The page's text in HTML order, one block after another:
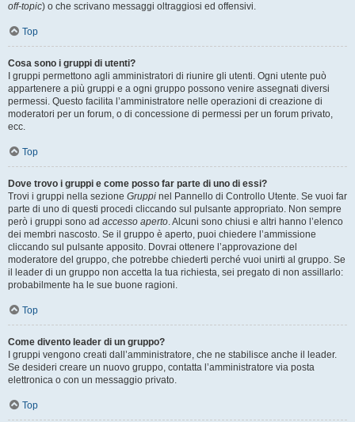
off-topic) o che scrivano messaggi oltraggiosi ed offensivi.
Top
Cosa sono i gruppi di utenti?
I gruppi permettono agli amministratori di riunire gli utenti. Ogni utente può
appartenere a più gruppi e a ogni gruppo possono venire assegnati diversi
permessi. Questo facilita l’amministratore nelle operazioni di creazione di
moderatori per un forum, o di concessione di permessi per un forum privato,
ecc.
Top
Dove trovo i gruppi e come posso far parte di uno di essi?
Trovi i gruppi nella sezione Gruppi nel Pannello di Controllo Utente. Se vuoi far
parte di uno di questi procedi cliccando sul pulsante appropriato. Non sempre
però i gruppi sono ad accesso aperto. Alcuni sono chiusi e altri hanno l’elenco
dei membri nascosto. Se il gruppo è aperto, puoi chiedere l’ammissione
cliccando sul pulsante apposito. Dovrai ottenere l’approvazione del
moderatore del gruppo, che potrebbe chiederti perché vuoi unirti al gruppo. Se
il leader di un gruppo non accetta la tua richiesta, sei pregato di non assillarlo:
probabilmente ha le sue buone ragioni.
Top
Come divento leader di un gruppo?
I gruppi vengono creati dall’amministratore, che ne stabilisce anche il leader.
Se desideri creare un nuovo gruppo, contatta l’amministratore via posta
elettronica o con un messaggio privato.
Top